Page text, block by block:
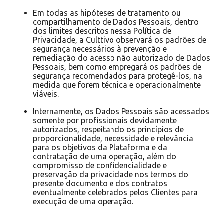
Em todas as hipóteses de tratamento ou
compartilhamento de Dados Pessoais, dentro
dos limites descritos nessa Política de
Privacidade, a Culttivo observará os padrões de
segurança necessários à prevenção e
remediação do acesso não autorizado de Dados
Pessoais, bem como empregará os padrões de
segurança recomendados para protegê-los, na
medida que forem técnica e operacionalmente
viáveis.
Internamente, os Dados Pessoais são acessados
somente por profissionais devidamente
autorizados, respeitando os princípios de
proporcionalidade, necessidade e relevância
para os objetivos da Plataforma e da
contratação de uma operação, além do
compromisso de confidencialidade e
preservação da privacidade nos termos do
presente documento e dos contratos
eventualmente celebrados pelos Clientes para
execução de uma operação.